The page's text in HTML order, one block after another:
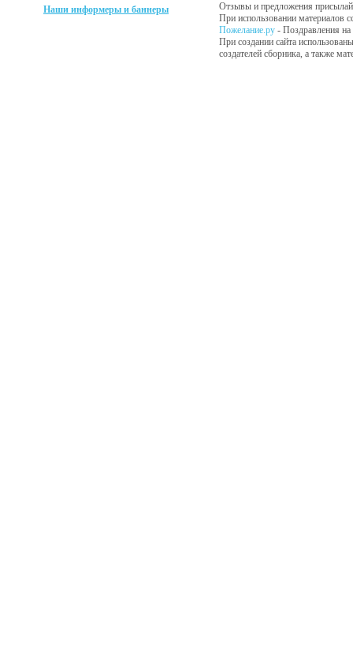
Наши информеры и баннеры
Отзывы и предложения
При использовании материалов
Пожелание.ру - Поздравления на
При создании сайта
создателей сборника, а также